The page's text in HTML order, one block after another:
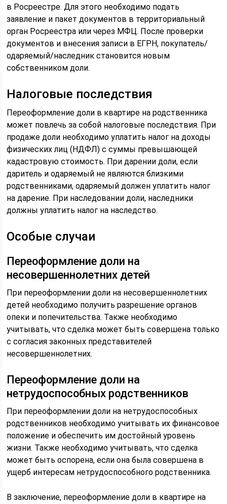
в Росреестре. Для этого необходимо подать
заявление и пакет документов в территориальный
орган Росреестра или через МФЦ. После проверки
документов и внесения записи в ЕГРН, покупатель/
одаряемый/наследник становится новым
собственником доли.
Налоговые последствия
Переоформление доли в квартире на родственника
может повлечь за собой налоговые последствия. При
продаже доли необходимо уплатить налог на доходы
физических лиц (НДФЛ) с суммы превышающей
кадастровую стоимость. При дарении доли, если
даритель и одаряемый не являются близкими
родственниками, одаряемый должен уплатить налог
на дарение. При наследовании доли, наследники
должны уплатить налог на наследство.
Особые случаи
Переоформление доли на
несовершеннолетних детей
При переоформлении доли на несовершеннолетних
детей необходимо получить разрешение органов
опеки и попечительства. Также необходимо
учитывать, что сделка может быть совершена только
с согласия законных представителей
несовершеннолетних.
Переоформление доли на
нетрудоспособных родственников
При переоформлении доли на нетрудоспособных
родственников необходимо учитывать их финансовое
положение и обеспечить им достойный уровень
жизни. Также необходимо учитывать, что сделка
может быть оспорена, если она была совершена в
ущерб интересам нетрудоспособного родственника.
В заключение, переоформление доли в квартире на